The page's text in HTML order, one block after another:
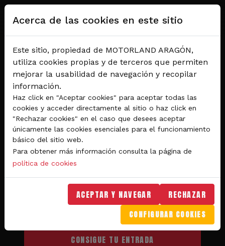
Pasar al contenido principal
Del 28 al 30 de agosto 2026
Circuito de velocidad
GRAN PREMIO
MICHELIN® DE ARAGÓN
DE MOTOGP™ 2026
CONSIGUE TU ENTRADA
Acerca de las cookies en este sitio
Este sitio, propiedad de MOTORLAND ARAGÓN,
utiliza cookies propias y de terceros que permiten
mejorar la usabilidad de navegación y recopilar
información.
Haz click en "Aceptar cookies" para aceptar todas las
cookies y acceder directamente al sitio o haz click en
"Rechazar cookies" en el caso que desees aceptar
únicamente las cookies esenciales para el funcionamiento
básico del sitio web.
Para obtener más información consulta la página de
política de cookies
ACEPTAR Y NAVEGAR RECHAZAR
CONFIGURAR COOKIES